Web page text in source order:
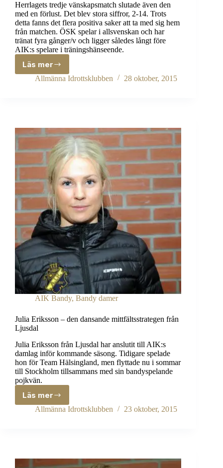
Herrlagets tredje vänskapsmatch slutade även den
med en förlust. Det blev stora siffror, 2-14. Trots
detta fanns det flera positiva saker att ta med sig hem
från matchen. ÖSK spelar i allsvenskan och har
tränat fyra gånger/v och ligger således långt före
AIK:s spelare i träningshänseende.
Läs merFörlust
mot
Allmänna Idrottsklubben 28 oktober, 2015
AIK Bandy, Bandy damer
Julia Eriksson – den dansande mittfältsstrategen från
Ljusdal
Julia Eriksson från Ljusdal har anslutit till AIK:s
damlag inför kommande säsong. Tidigare spelade
hon för Team Hälsingland, men flyttade nu i sommar
till Stockholm tillsammans med sin bandyspelande
pojkvän.
Läs mer
Julia
Eriksson
Ljusdal
Allmänna Idrottsklubben 23 oktober, 2015